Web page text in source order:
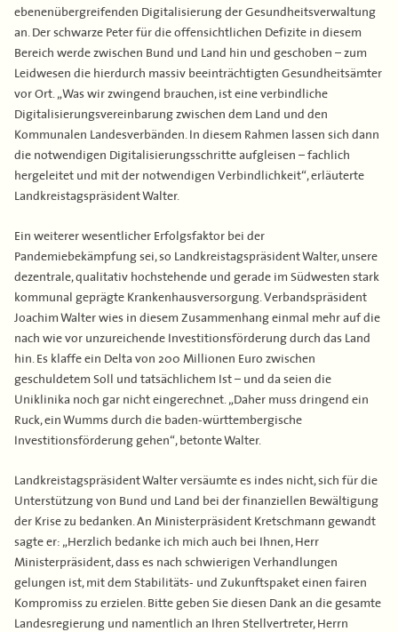
ebenenübergreifenden Digitalisierung der Gesundheitsverwaltung
an. Der schwarze Peter für die offensichtlichen Defizite in diesem
Bereich werde zwischen Bund und Land hin und geschoben – zum
Leidwesen die hierdurch massiv beeinträchtigten Gesundheitsämter
vor Ort. „Was wir zwingend brauchen, ist eine verbindliche
Digitalisierungsvereinbarung zwischen dem Land und den
Kommunalen Landesverbänden. In diesem Rahmen lassen sich dann
die notwendigen Digitalisierungsschritte aufgleisen – fachlich
hergeleitet und mit der notwendigen Verbindlichkeit“, erläuterte
Landkreistagspräsident Walter.
Ein weiterer wesentlicher Erfolgsfaktor bei der
Pandemiebekämpfung sei, so Landkreistagspräsident Walter, unsere
dezentrale, qualitativ hochstehende und gerade im Südwesten stark
kommunal geprägte Krankenhausversorgung. Verbandspräsident
Joachim Walter wies in diesem Zusammenhang einmal mehr auf die
nach wie vor unzureichende Investitionsförderung durch das Land
hin. Es klaffe ein Delta von 200 Millionen Euro zwischen
geschuldetem Soll und tatsächlichem Ist – und da seien die
Uniklinika noch gar nicht eingerechnet. „Daher muss dringend ein
Ruck, ein Wumms durch die baden-württembergische
Investitionsförderung gehen“, betonte Walter.
Landkreistagspräsident Walter versäumte es indes nicht, sich für die
Unterstützung von Bund und Land bei der finanziellen Bewältigung
der Krise zu bedanken. An Ministerpräsident Kretschmann gewandt
sagte er: „Herzlich bedanke ich mich auch bei Ihnen, Herr
Ministerpräsident, dass es nach schwierigen Verhandlungen
gelungen ist, mit dem Stabilitäts- und Zukunftspaket einen fairen
Kompromiss zu erzielen. Bitte geben Sie diesen Dank an die gesamte
Landesregierung und namentlich an Ihren Stellvertreter, Herrn